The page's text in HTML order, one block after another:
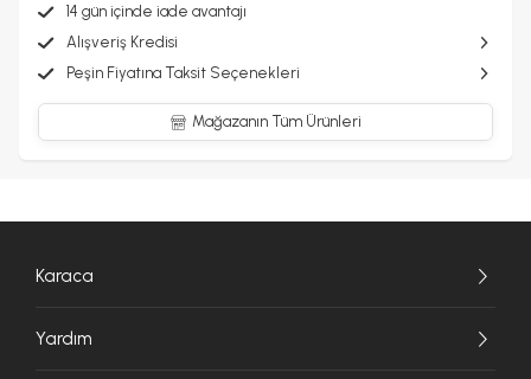
14 gün içinde iade avantajı
Alışveriş Kredisi
Peşin Fiyatına Taksit Seçenekleri
Mağazanın Tüm Ürünleri
Karaca
Yardım